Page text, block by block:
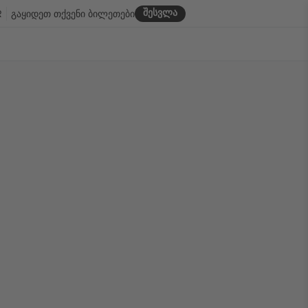
შესვლა
გაყიდეთ თქვენი ბილეთები